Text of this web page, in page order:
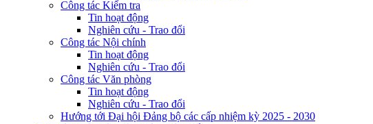
Công tác Kiểm tra
Tin hoạt động
Nghiên cứu - Trao đổi
Công tác Nội chính
Tin hoạt động
Nghiên cứu - Trao đổi
Công tác Văn phòng
Tin hoạt động
Nghiên cứu - Trao đổi
Hướng tới Đại hội Đảng bộ các cấp nhiệm kỳ 2025 - 2030